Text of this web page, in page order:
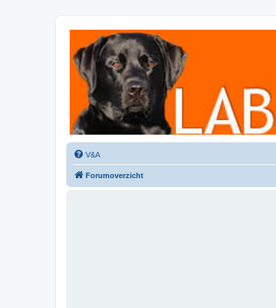
Labradorforum
Het gezelligste Labradorforum van Nederland en België!
V&A
Forumoverzicht